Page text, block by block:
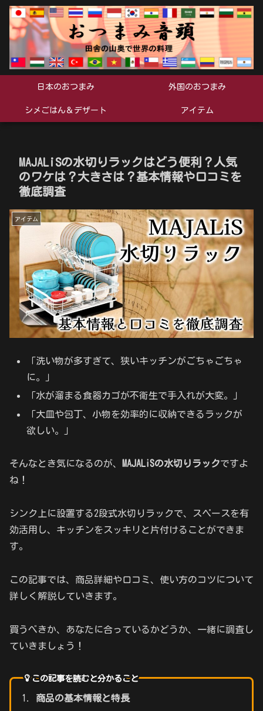
日本のおつまみ 外国のおつまみ
シメごはん＆デザート アイテム
MAJALiSの水切りラックはどう便利？人気
のワケは？大きさは？基本情報や口コミを
徹底調査
アイテム
「洗い物が多すぎて、狭いキッチンがごちゃごちゃ
に。」
「水が溜まる食器カゴが不衛生で手入れが大変。」
「大皿や包丁、小物を効率的に収納できるラックが
欲しい。」
そんなとき気になるのが、 MAJALiSの水切りラックですよ
ね！
シンク上に設置する2段式水切りラックで、スペースを有
効活用し、キッチンをスッキリと片付けることができま
す。
この記事では、商品詳細や口コミ、使い方のコツについて
詳しく解説していきます。
買うべきか、あなたに合っているかどうか、一緒に調査し
ていきましょう！
この記事を読むと分かること
商品の基本情報と特長